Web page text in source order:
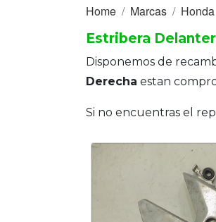
Motores
Motores
Home Marcas Honda
Estribera
Disponemos de
Derecha estan
Si no encuentras el